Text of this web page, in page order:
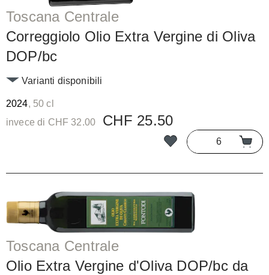
Toscana Centrale
Correggiolo Olio Extra Vergine di Oliva
DOP/bc
2024, 50 cl
Varianti disponibili
invece di CHF 32.00 CHF 25.50
Toscana Centrale
Olio Extra Vergine d'Oliva DOP/bc da